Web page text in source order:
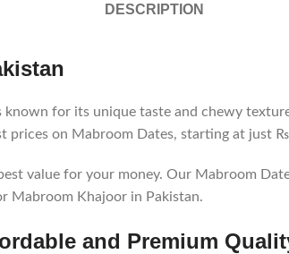
DESCRIPTION
prices on Mabroom Dates, starting at just
value for your money. Our Mabroom
Mabroom Khajoor in Pakistan.
and Premium